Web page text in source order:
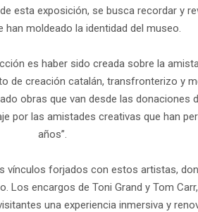
esta exposición, se busca recordar y
han moldeado la identidad del museo.
es haber sido creada sobre la
de creación catalán, transfronterizo y
obras que van desde las donaciones
por las amistades creativas que han
años”.
vínculos forjados con estos artistas,
Los encargos de Toni Grand y Tom
una experiencia inmersiva y